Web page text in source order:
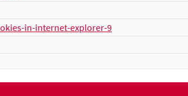
in-internet-explorer-9